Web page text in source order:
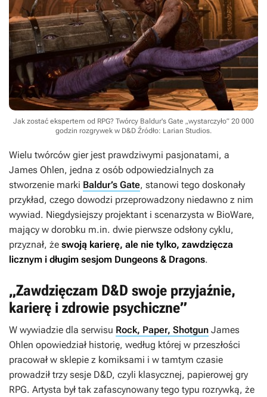
Jak zostać ekspertem od RPG? Twórcy Baldur's Gate „wystarczyło” 20 000
godzin rozgrywek w D&D Źródło: Larian Studios.
Wielu twórców gier jest prawdziwymi pasjonatami, a
James Ohlen, jedna z osób odpowiedzialnych za
stworzenie marki Baldur’s Gate, stanowi tego doskonały
przykład, czego dowodzi przeprowadzony niedawno z nim
wywiad. Niegdysiejszy projektant i scenarzysta w BioWare,
mający w dorobku m.in. dwie pierwsze odsłony cyklu,
przyznał, że swoją karierę, ale nie tylko, zawdzięcza
licznym i długim sesjom Dungeons & Dragons.
„Zawdzięczam D&D swoje przyjaźnie,
karierę i zdrowie psychiczne”
W wywiadzie dla serwisu Rock, Paper, Shotgun James
Ohlen opowiedział historię, według której w przeszłości
pracował w sklepie z komiksami i w tamtym czasie
prowadził trzy sesje D&D, czyli klasycznej, papierowej gry
RPG. Artysta był tak zafascynowany tego typu rozrywką, że